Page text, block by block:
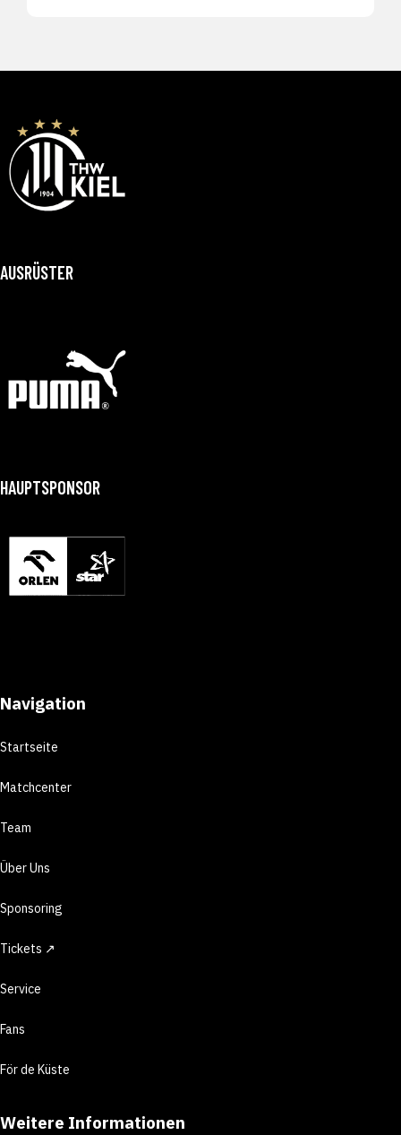
AUSRÜSTER
HAUPTSPONSOR
Navigation
Startseite
Matchcenter
Team
Über Uns
Sponsoring
Tickets ↗
Service
Fans
För de Küste
Weitere Informationen